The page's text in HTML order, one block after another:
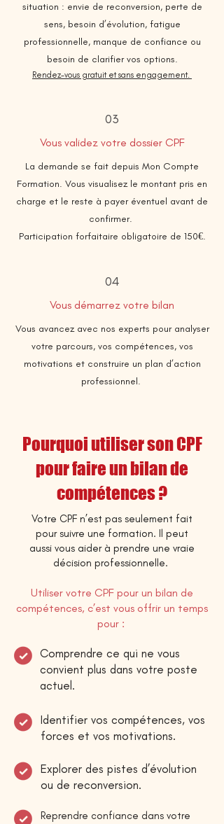
situation : envie de reconversion, perte de
sens, besoin d’évolution, fatigue
professionnelle, manque de confiance ou
besoin de clarifier vos options.
Rendez-vous gratuit et sans engagement.
03
Vous validez votre dossier CPF
La demande se fait depuis Mon Compte
Formation. Vous visualisez le montant pris en
charge et le reste à payer éventuel avant de
confirmer.
Participation forfaitaire obligatoire de 150€.
04
Vous démarrez votre bilan
Vous avancez avec nos experts pour analyser
votre parcours, vos compétences, vos
motivations et construire un plan d’action
professionnel.
Pourquoi utiliser son CPF
pour faire un bilan de
compétences ?
Votre CPF n’est pas seulement fait
pour suivre une formation. Il peut
aussi vous aider à prendre une vraie
décision professionnelle.
Utiliser votre CPF pour un bilan de
compétences, c’est vous offrir un temps
pour :
Comprendre ce qui ne vous
convient plus dans votre poste
actuel.
Identifier vos compétences, vos
forces et vos motivations.
Explorer des pistes d’évolution
ou de reconversion.
Reprendre confiance dans votre